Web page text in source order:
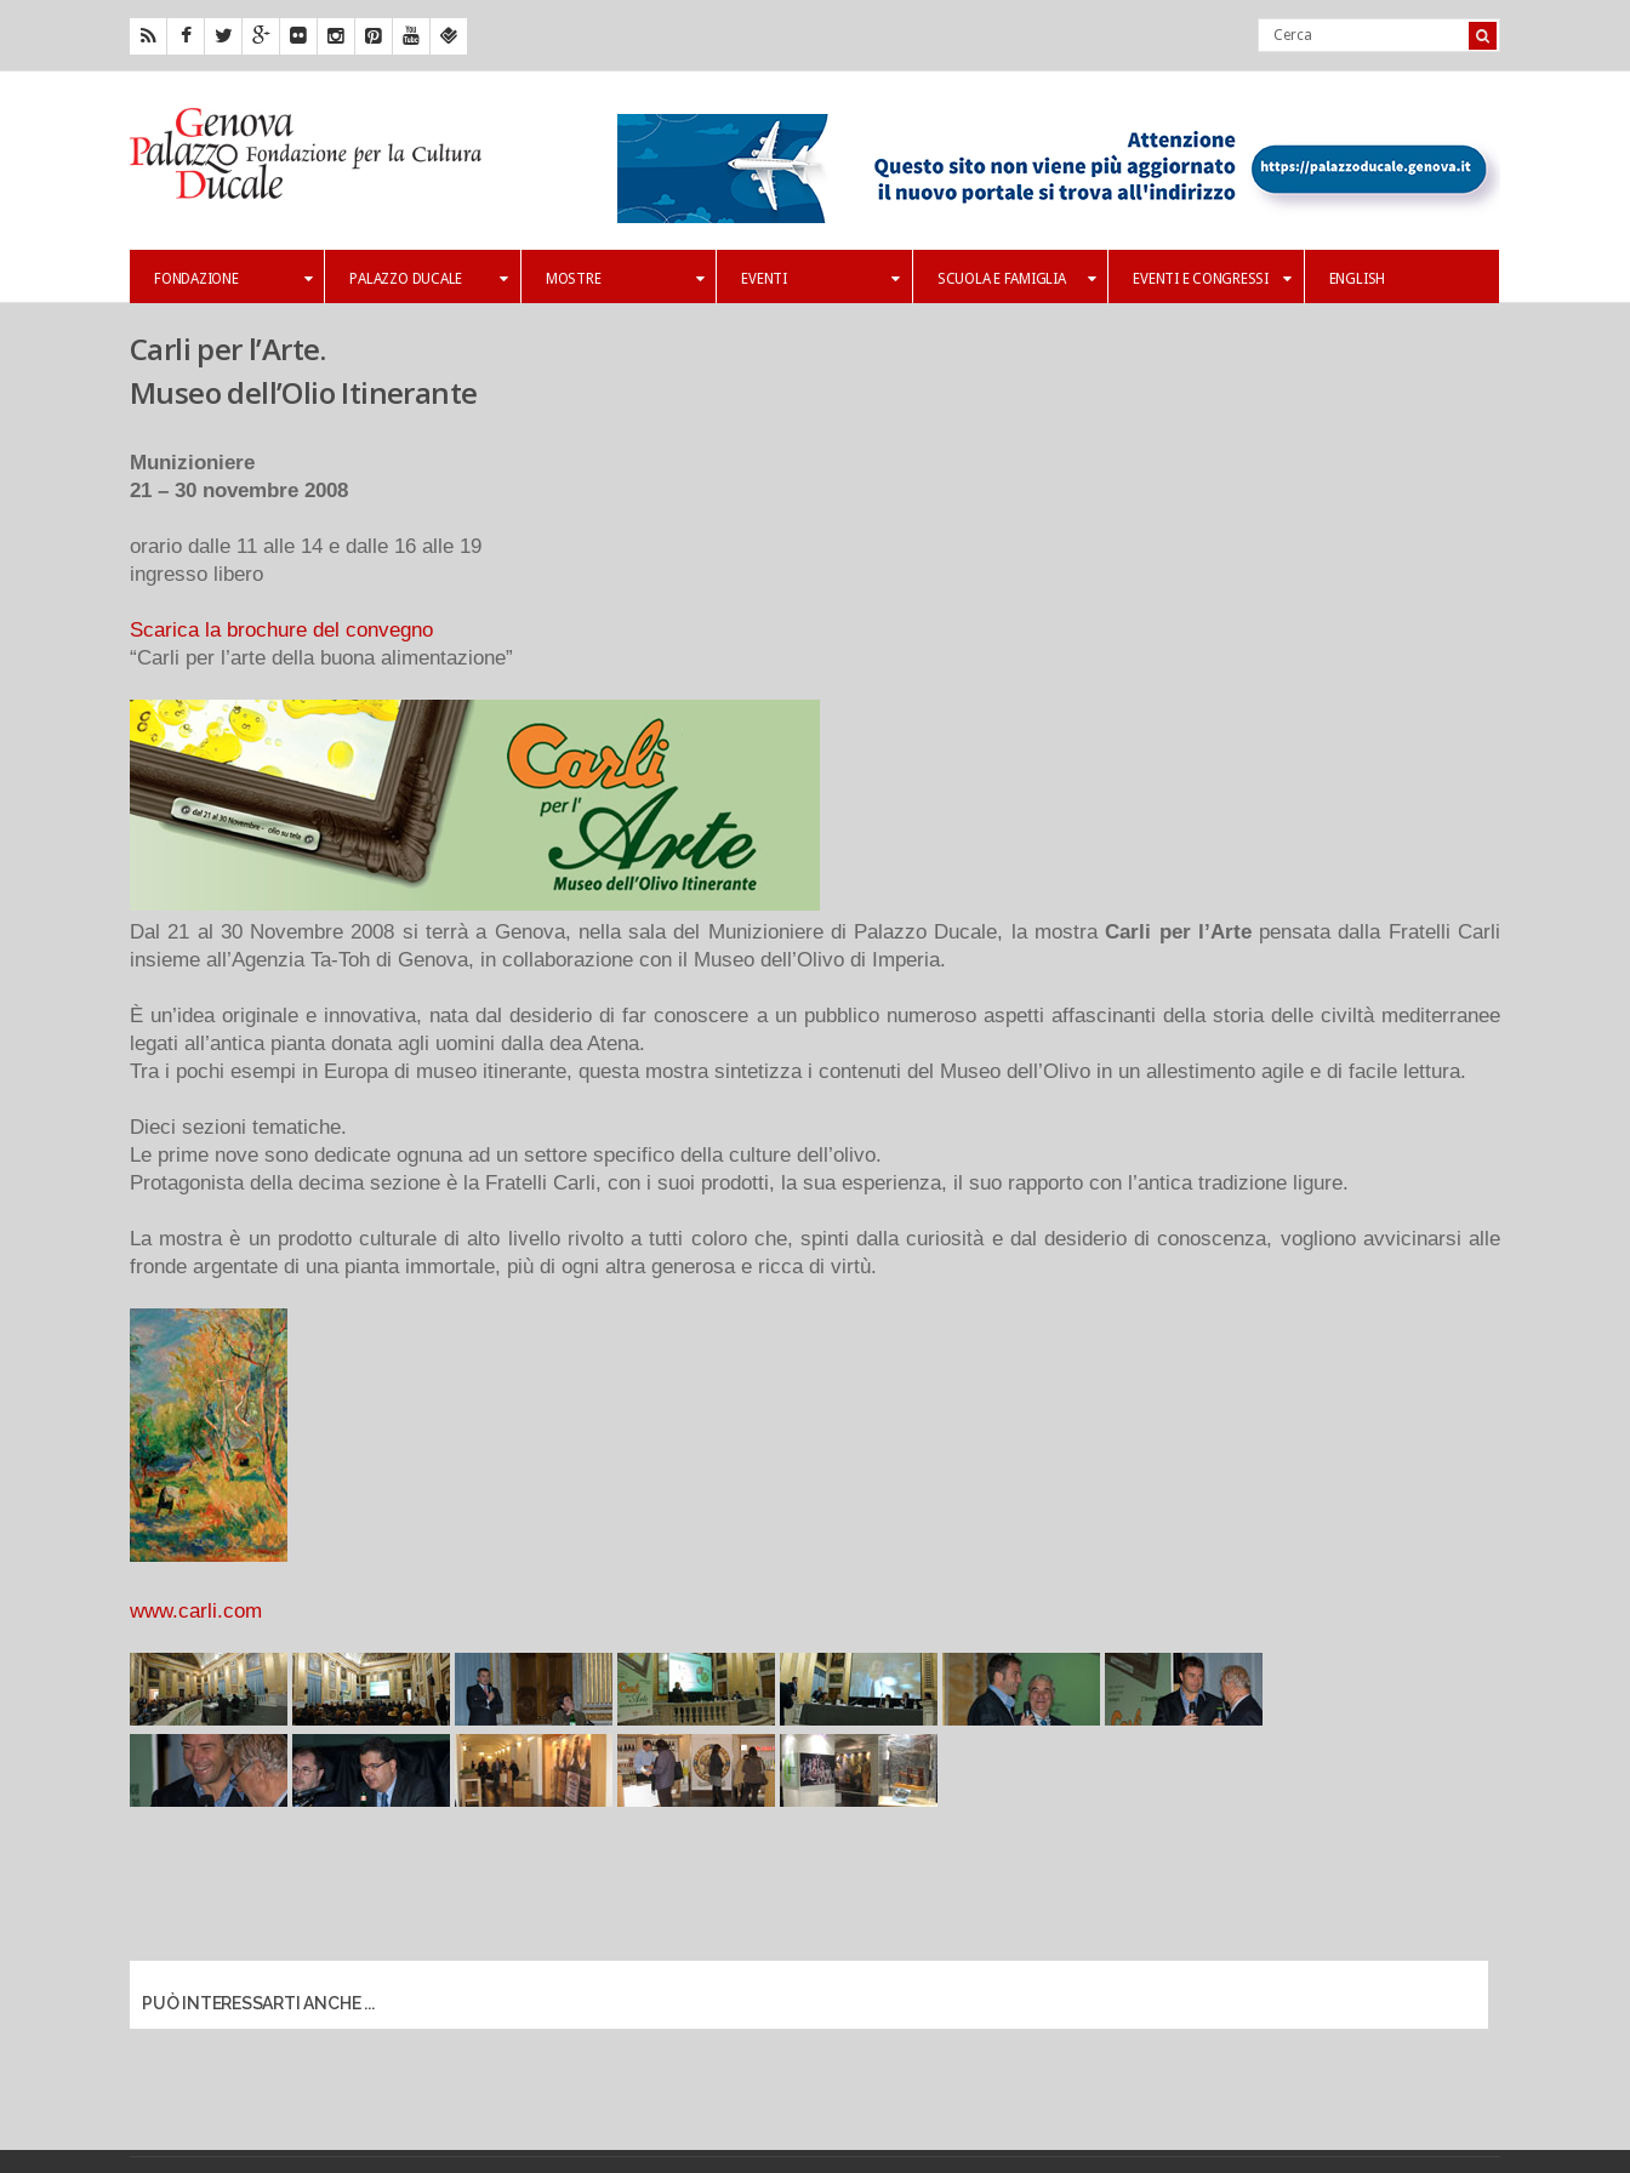
FONDAZIONE PALAZZO DUCALE MOSTRE EVENTI SCUOLA E FAMIGLIA EVENTI E CONGRESSI ENGLISH
Carli per l’Arte.
Museo dell’Olio Itinerante
Munizioniere
21 – 30 novembre 2008
orario dalle 11 alle 14 e dalle 16 alle 19
ingresso libero
Scarica la brochure del convegno
“Carli per l’arte della buona alimentazione”
Dal 21 al 30 Novembre 2008 si terrà a Genova, nella sala del Munizioniere di Palazzo Ducale, la mostraCarli per l’Artepensata dalla Fratelli Carli
insieme all’Agenzia Ta-Toh di Genova, in collaborazione con il Museo dell’Olivo di Imperia.
È un’idea originale e innovativa, nata dal desiderio di far conoscere a un pubblico numeroso aspetti affascinanti della storia delle civiltà mediterranee
legati all’antica pianta donata agli uomini dalla dea Atena.
Tra i pochi esempi in Europa di museo itinerante, questa mostra sintetizza i contenuti del Museo dell’Olivo in un allestimento agile e di facile lettura.
Dieci sezioni tematiche.
Le prime nove sono dedicate ognuna ad un settore specifico della culture dell’olivo.
Protagonista della decima sezione è la Fratelli Carli, con i suoi prodotti, la sua esperienza, il suo rapporto con l’antica tradizione ligure.
La mostra è un prodotto culturale di alto livello rivolto a tutti coloro che, spinti dalla curiosità e dal desiderio di conoscenza, vogliono avvicinarsi alle
fronde argentate di una pianta immortale, più di ogni altra generosa e ricca di virtù.
www.carli.com
PUÒ INTERESSARTI ANCHE ...